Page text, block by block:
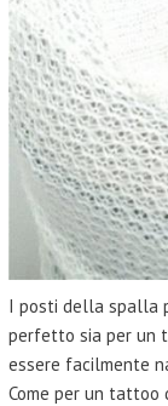
I posti della spalla
perfetto sia per un
essere facilmente
Come per un tattoo